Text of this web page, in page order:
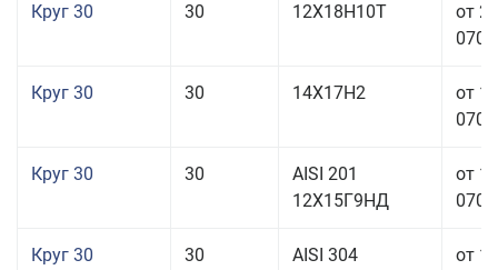
Круг 30 30 12Х18Н10Т
от
Круг 30 30 14Х17Н2
от
Круг 30 30
AISI 201
12Х15Г9НД
от
Круг 30 30
AISI 304
от